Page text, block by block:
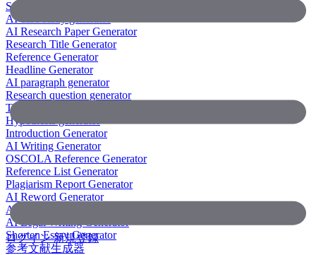
Scientific Paper Summarizer
AI case study generator
AI Research Paper Generator
Research Title Generator
Reference Generator
Headline Generator
AI paragraph generator
Research question generator
Thesis paragraph generator
Hypothesis generator
Introduction Generator
AI Writing Generator
OSCOLA Reference Generator
Reference List Generator
Plagiarism Report Generator
AI Reword Generator
AI Bullet Point Generator
AI Legal Writing Generator
Shorten Essay Generator
参考文献生成器
ログイン新規登録